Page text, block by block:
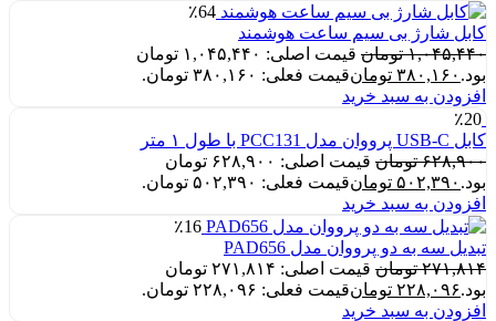
٪64
کابل شارژ بی سیم ساعت هوشمند
۱,۰۴۵,۴۴۰ تومان
قیمت اصلی: ۱,۰۴۵,۴۴۰ تومان
بود. ۳۸۰,۱۶۰ تومانقیمت فعلی: ۳۸۰,۱۶۰ تومان.
افزودن به سبد خرید
٪20
کابل USB‑C پرووان مدل PCC131 با طول ۱ متر
۶۲۸,۹۰۰ تومان
قیمت اصلی: ۶۲۸,۹۰۰ تومان
بود. ۵۰۲,۳۹۰ تومانقیمت فعلی: ۵۰۲,۳۹۰ تومان.
افزودن به سبد خرید
٪16
تبدیل سه به دو پرووان مدل PAD656
۲۷۱,۸۱۴ تومان
قیمت اصلی: ۲۷۱,۸۱۴ تومان
بود.۲۲۸,۰۹۶ تومانقیمت فعلی: ۲۲۸,۰۹۶ تومان.
افزودن به سبد خرید